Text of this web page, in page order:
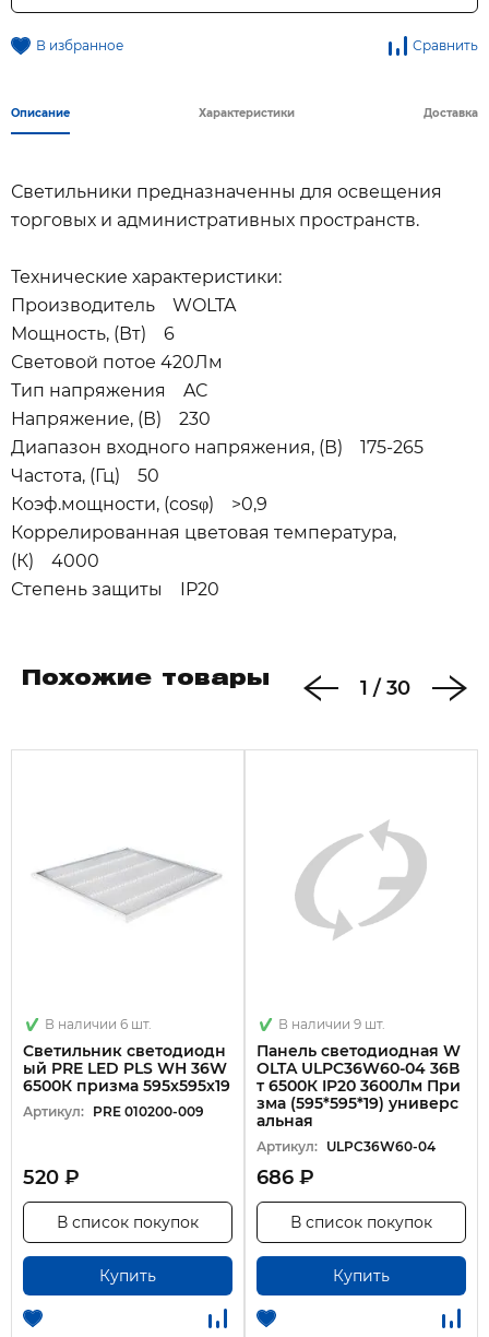
В избранное Сравнить
Описание Характеристики Доставка
Светильники предназначенны для освещения
торговых и административных пространств.
Технические характеристики:
Производитель WOLTA
Мощность, (Вт) 6
Световой потое 420Лм
Тип напряжения AC
Напряжение, (В) 230
Диапазон входного напряжения, (В) 175-265
Частота, (Гц) 50
Коэф.мощности, (cosφ) >0,9
Коррелированная цветовая температура,
(К) 4000
Степень защиты IP20
Похожие товары 1 / 30
В наличии 6 шт.
Светильник светодиодн
ый PRE LED PLS WH 36W
6500К призма 595х595х19
Артикул: PRE 010200-009
520 ₽
Купить
В список покупок
В наличии 9 шт.
Панель светодиодная W
OLTA ULPC36W60-04 36В
т 6500К IP20 3600Лм При
зма (595*595*19) универс
альная
Артикул: ULPC36W60-04
686 ₽
Купить
В список покупок